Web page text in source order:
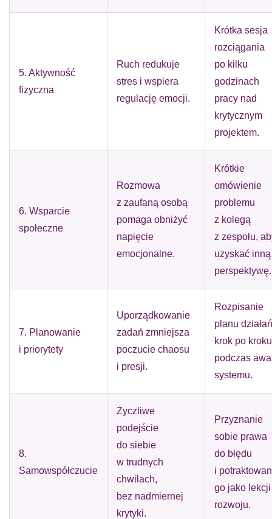
5. Aktywność
fizyczna
Ruch redukuje
stres i wspiera
regulację emocji.
Krótka sesja
rozciągania
po kilku
godzinach
pracy nad
krytycznym
projektem.
6. Wsparcie
społeczne
Rozmowa
z zaufaną osobą
pomaga obniżyć
napięcie
emocjonalne.
Krótkie
omówienie
problemu
z kolegą
z zespołu,
uzyskać inną
perspektywę.
7. Planowanie
i priorytety
Uporządkowanie
zadań zmniejsza
poczucie chaosu
i presji.
Rozpisanie
planu działań
krok po kroku
podczas
systemu.
8.
Samowspółczucie
Życzliwe
podejście
do siebie
w trudnych
chwilach,
bez nadmiernej
krytyki.
Przyznanie
sobie prawa
do błędu
i
go jako lekcji
rozwoju.